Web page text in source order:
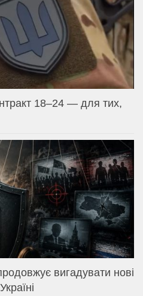
18–24 — для тих,
вигадувати нові